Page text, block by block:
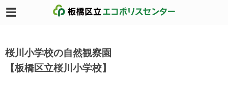
桜川小学校の自然観察園
【板橋区立桜川小学校】